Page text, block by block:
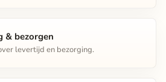
& bezorgen
levertijd en bezorging.